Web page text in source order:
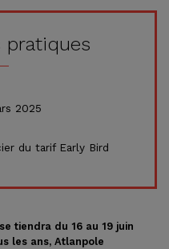
tiendra du 16 au 19 juin
les ans, Atlanpole
pratiques
2025
du tarif Early Bird